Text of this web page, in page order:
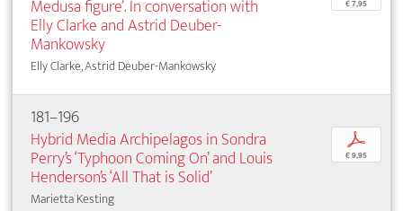
Medusa figure’. In conversation with
Elly Clarke and Astrid Deuber-
Mankowsky
Elly Clarke, Astrid Deuber-Mankowsky
€ 7,95
181–196
Hybrid Media Archipelagos in Sondra
Perry’s ‘Typhoon Coming On’ and Louis
Henderson’s ‘All That is Solid’
Marietta Kesting
p
€ 9,95